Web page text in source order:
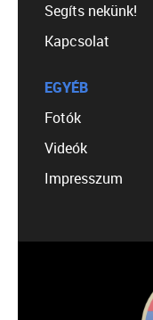
Segíts nekünk!
Kapcsolat
EGYÉB
Fotók
Videók
Impresszum